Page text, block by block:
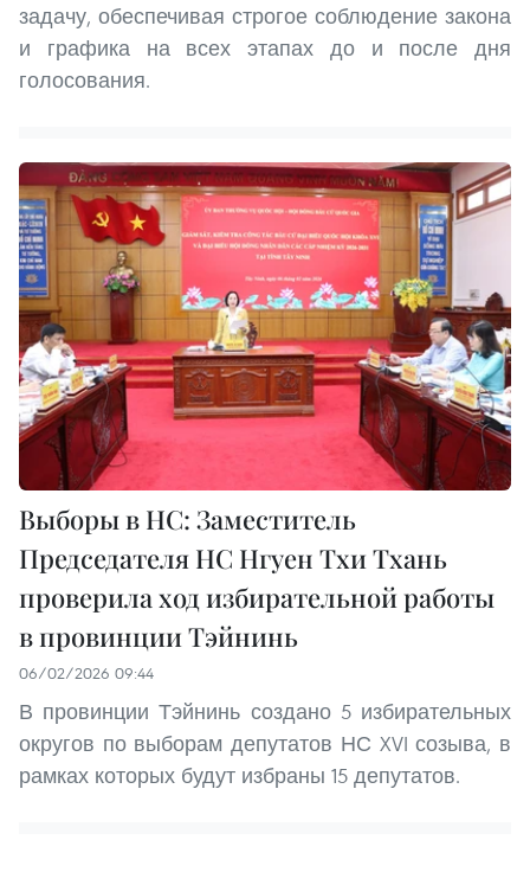
задачу, обеспечивая строгое соблюдение закона
и графика на всех этапах до и после дня
голосования.
Выборы в НС: Заместитель
Председателя НС Нгуен Тхи Тхань
проверила ход избирательной работы
в провинции Тэйнинь
06/02/2026 09:44
В провинции Тэйнинь создано 5 избирательных
округов по выборам депутатов НС XVI созыва, в
рамках которых будут избраны 15 депутатов.